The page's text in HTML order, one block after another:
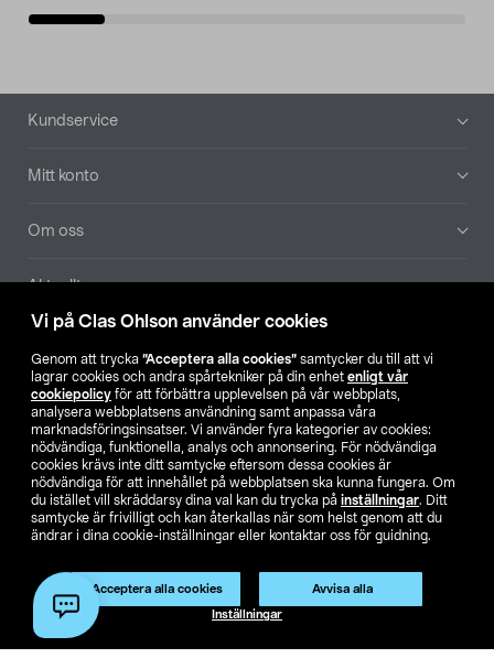
Vi på Clas Ohlson använder cookies
Genom att trycka ”Acceptera alla cookies” samtycker du till att vi
lagrar cookies och andra spårtekniker på din enhet enligt vår
cookiepolicy för att förbättra upplevelsen på vår webbplats,
analysera webbplatsens användning samt anpassa våra
marknadsföringsinsatser. Vi använder fyra kategorier av cookies:
nödvändiga, funktionella, analys och annonsering. För nödvändiga
cookies krävs inte ditt samtycke eftersom dessa cookies är
nödvändiga för att innehållet på webbplatsen ska kunna fungera. Om
du istället vill skräddarsy dina val kan du trycka på inställningar. Ditt
samtycke är frivilligt och kan återkallas när som helst genom att du
ändrar i dina cookie-inställningar eller kontaktar oss för guidning.
Acceptera alla cookies Avvisa alla
Inställningar
Sidfot
Kundservice
Mitt konto
Om oss
Aktuellt
Hitta butik
SE NO FI
Köpvillkor Privacy statement Klubbvillkor
För företag
Ändra till priser exklusive moms